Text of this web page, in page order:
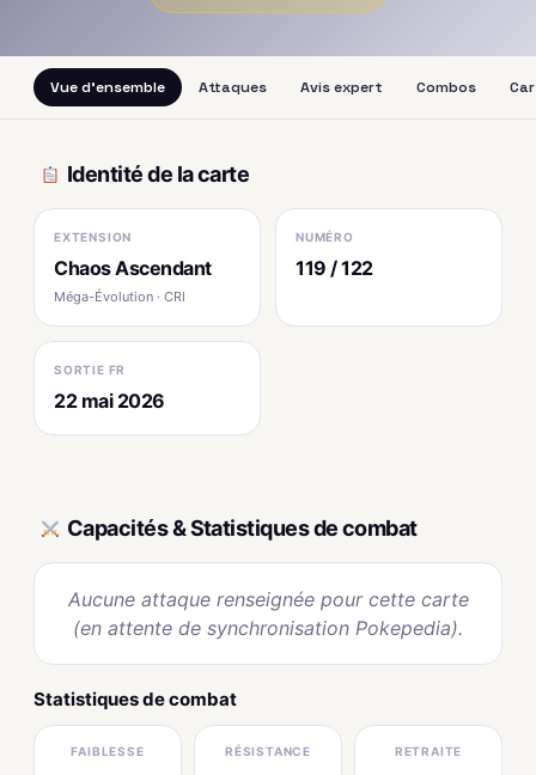
Vue d'ensemble Attaques Avis expert Combos
Identité de la carte
EXTENSION
Chaos Ascendant
Méga-Évolution · CRI
NUMÉRO
119 / 122
SORTIE FR
22 mai 2026
Capacités & Statistiques de combat
Aucune attaque renseignée pour cette carte
(en attente de synchronisation Pokepedia).
Statistiques de combat
FAIBLESSE RÉSISTANCE RETRAITE